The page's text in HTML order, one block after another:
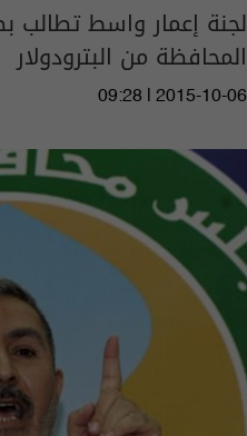
لجنة إعمار واسط
المحافظة من البترودولار
09:28 | 2015-10-06